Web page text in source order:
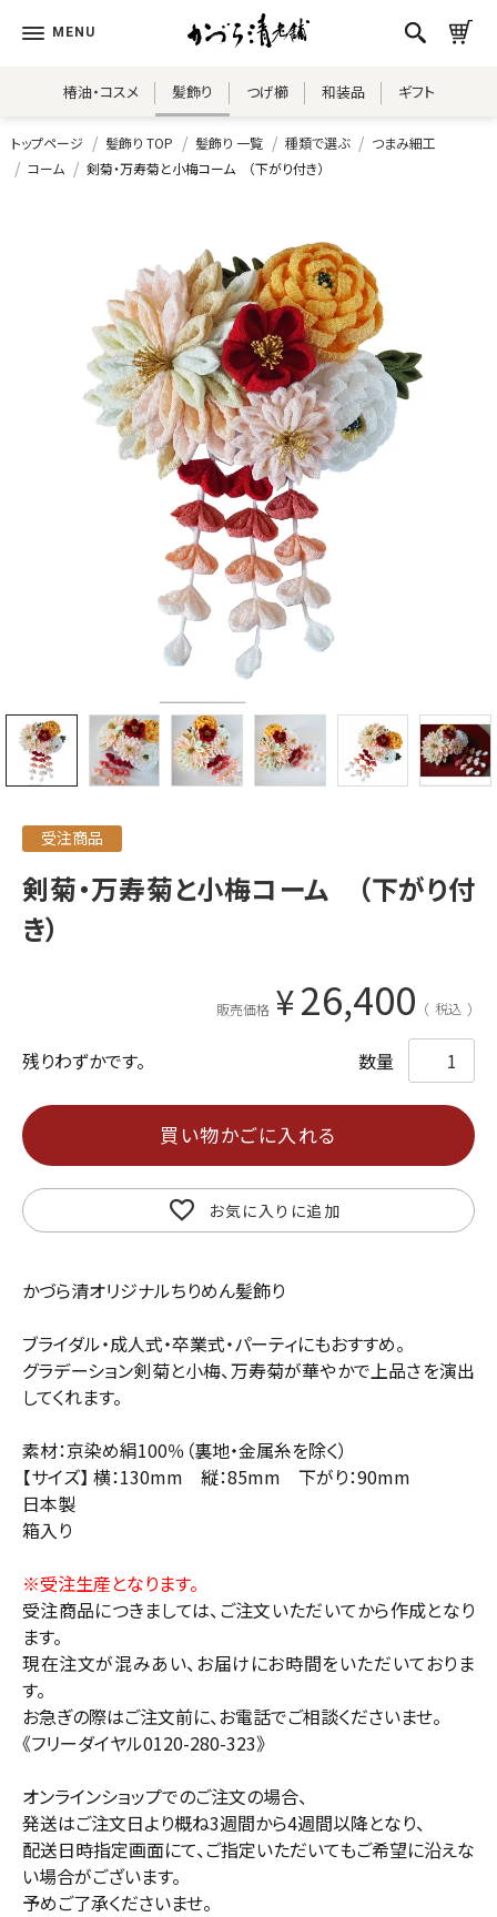
椿油・コスメ 髪飾り つげ櫛 和装品 ギフト
トップページ 髪飾り TOP 髪飾り 一覧 種類で選ぶ
つまみ細工
コーム
剣菊・万寿菊と小梅コーム （下がり付き）
受注商品
剣菊・万寿菊と小梅コーム （下がり付
き）
販売価格 ¥26,400 税込
残りわずかです。
お気に入りに追加
買い物かごに入れる
かづら清オリジナルちりめん髪飾り
ブライダル・成人式・卒業式・パーティにもおすすめ。
グラデーション剣菊と小梅、万寿菊が華やかで上品さを演出
してくれます。
素材：京染め絹100％（裏地・金属糸を除く）
【サイズ】 横：130mm 縦：85mm 下がり：90mm
日本製
箱入り
※受注生産となります。
受注商品につきましては、ご注文いただいてから作成となり
ます。
現在注文が混みあい、お届けにお時間をいただいておりま
す。
お急ぎの際はご注文前に、お電話でご相談くださいませ。
《フリーダイヤル0120-280-323》
オンラインショップでのご注文の場合、
発送はご注文日より概ね3週間から4週間以降となり、
配送日時指定画面にて、ご指定いただいてもご希望に沿えな
い場合がございます。
予めご了承くださいませ。